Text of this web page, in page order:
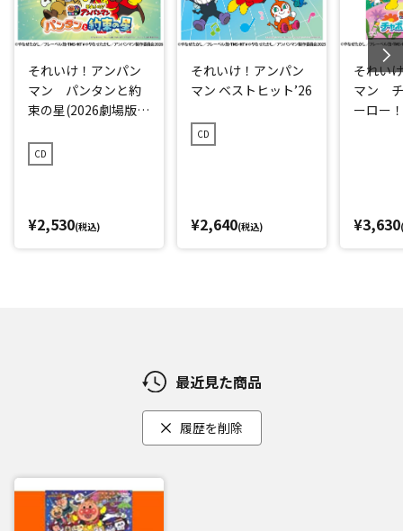
それいけ！アンパン
マン パンタンと約
束の星(2026劇場版ベ
CD
¥2,530(税込)
それいけ！アンパン
マン ベストヒット’26
CD
¥2,640(税込)
それい
マン チ
ーロー
¥3,630
最近見た商品
履歴を削除